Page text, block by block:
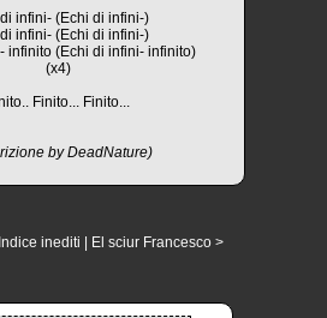
infini- (Echi di infini-)
infini- (Echi di infini-)
infinito (Echi di infini- infinito)
(x4)
Finito... Finito...
by DeadNature)
Indice inediti El sciur Francesco >